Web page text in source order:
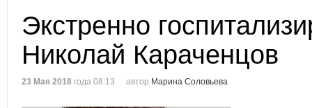
Экстренно
Николай Караченцов
23 Мая 2018 года 08:13 автор Марина Соловьева